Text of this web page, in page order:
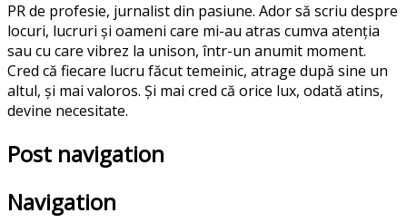
PR de profesie, jurnalist din pasiune. Ador să scriu despre
locuri, lucruri și oameni care mi-au atras cumva atenția
sau cu care vibrez la unison, într-un anumit moment.
Cred că fiecare lucru făcut temeinic, atrage după sine un
altul, și mai valoros. Și mai cred că orice lux, odată atins,
devine necesitate.
Post navigation
Navigation